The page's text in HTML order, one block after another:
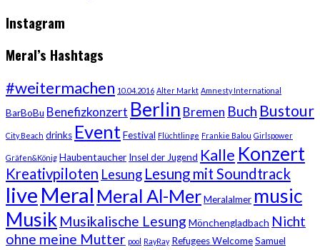
Instagram
Meral’s Hashtags
#weitermachen 10.04.2016 Alter Markt Amnesty International
BarBoBu Benefizkonzert Berlin Bremen Buch Bustour
City Beach drinks Event Festival Flüchtlinge Frankie Balou Girlspower
Gräfen&König Haubentaucher Insel der Jugend Kalle Konzert
Kreativpiloten Lesung Lesung mit Soundtrack
live Meral Meral Al-MerMeralalmer music
Musik Musikalische Lesung Mönchengladbach Nicht
ohne meine Mutter pool RayRay Refugees WelcomeSamuel